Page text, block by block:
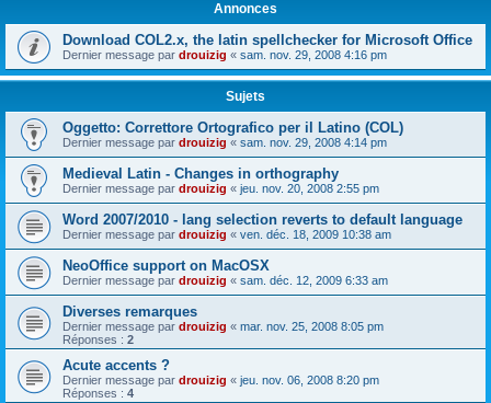
Annonces
Download COL2.x, the latin spellchecker for Microsoft Office
Dernier message par drouizig « sam. nov. 29, 2008 4:16 pm
Sujets
Oggetto: Correttore Ortografico per il Latino (COL)
Dernier message par drouizig « sam. nov. 29, 2008 4:14 pm
Medieval Latin - Changes in orthography
Dernier message par drouizig « jeu. nov. 20, 2008 2:55 pm
Word 2007/2010 - lang selection reverts to default language
Dernier message par drouizig « ven. déc. 18, 2009 10:38 am
NeoOffice support on MacOSX
Dernier message par drouizig « sam. déc. 12, 2009 6:33 am
Diverses remarques
Dernier message par drouizig « mar. nov. 25, 2008 8:05 pm
Réponses : 2
Acute accents ?
Dernier message par drouizig « jeu. nov. 06, 2008 8:20 pm
Réponses : 4